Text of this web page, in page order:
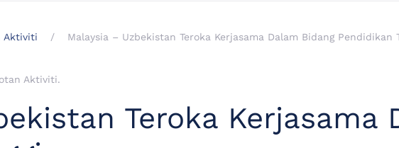
Aktiviti Malaysia – Uzbekistan Teroka Kerjasama Dalam Bidang Pendidikan
Aktiviti.
Teroka Kerjasama